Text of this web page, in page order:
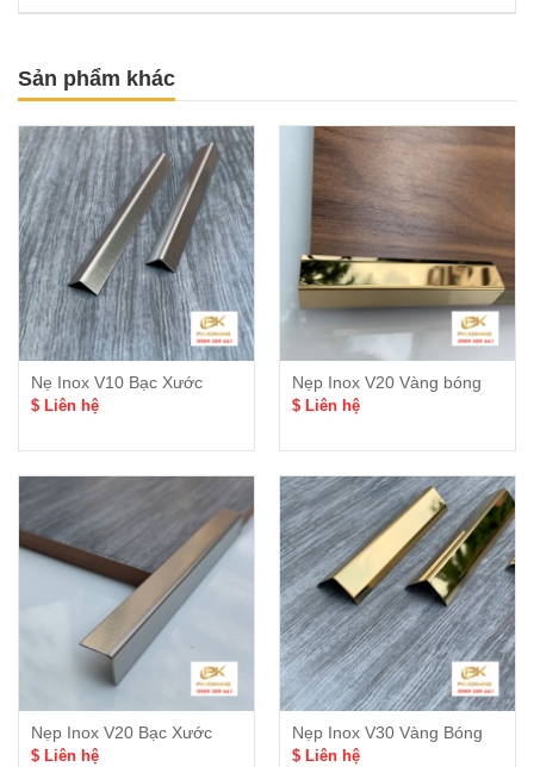
Sản phẩm khác
Nẹ Inox V10 Bạc Xước
$ Liên hệ
Nẹp Inox V20 Vàng bóng
$ Liên hệ
Nẹp Inox V20 Bạc Xước
$ Liên hệ
Nẹp Inox V30 Vàng Bóng
$ Liên hệ